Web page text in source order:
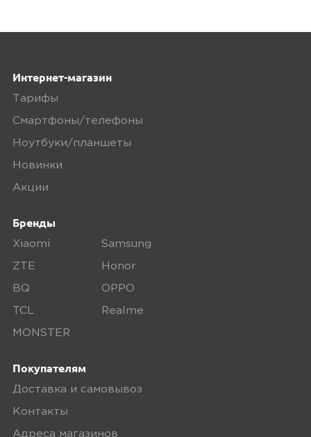
Интернет-магазин
Тарифы
Смартфоны/телефоны
Ноутбуки/планшеты
Новинки
Акции
Бренды
Xiaomi Samsung
ZTE Honor
BQ OPPO
TCL Realme
MONSTER
Покупателям
Доставка и самовывоз
Контакты
Адреса магазинов